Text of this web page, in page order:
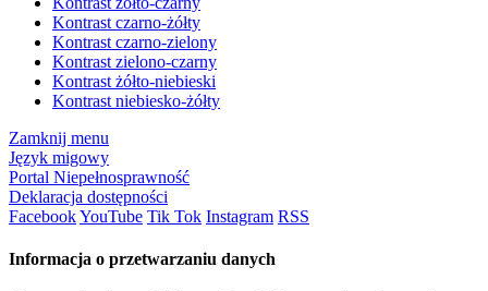
Kontrast czarno-żółty
Kontrast czarno-zielony
Kontrast zielono-czarny
Kontrast żółto-niebieski
Kontrast niebiesko-żółty
Zamknij menu
Język migowy
Portal Niepełnosprawność
Deklaracja dostępności
FacebookYouTube Tik Tok Instagram RSS
Informacja o przetwarzaniu danych